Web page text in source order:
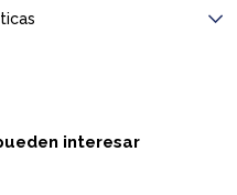
interesar